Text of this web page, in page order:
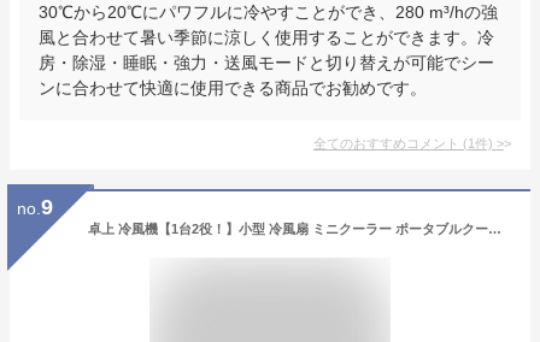
30℃から20℃にパワフルに冷やすことができ、280 m³/hの強
風と合わせて暑い季節に涼しく使用することができます。冷
房・除湿・睡眠・強力・送風モードと切り替えが可能でシー
ンに合わせて快適に使用できる商品でお勧めです。
全てのおすすめコメント (1件) >
no. 9
卓上 冷風機【1台2役！】小型 冷風扇 ミニクーラー ポータブルクーラー コンパクト 涼しい 省エネ 冷風扇風機 ペット 扇風機 ミスト コンパクトクーラー ミニ 車中泊 ペット用クーラー アウトドア キャンプ オフィス 一人暮らし 持ち運び 車 節約 .3R